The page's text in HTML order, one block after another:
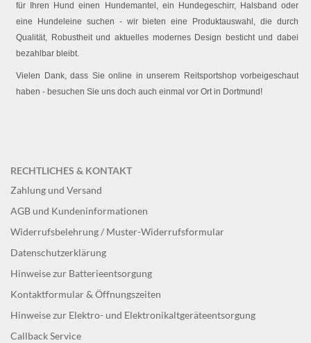
für Ihren Hund einen Hundemantel, ein Hundegeschirr, Halsband oder
eine Hundeleine suchen - wir bieten eine Produktauswahl, die durch
Qualität, Robustheit und aktuelles modernes Design besticht und dabei
bezahlbar bleibt.
Vielen Dank, dass Sie online in unserem Reitsportshop vorbeigeschaut
haben - besuchen Sie uns doch auch einmal vor Ort in Dortmund!
RECHTLICHES & KONTAKT
Zahlung und Versand
AGB und Kundeninformationen
Widerrufsbelehrung / Muster-Widerrufsformular
Datenschutzerklärung
Hinweise zur Batterieentsorgung
Kontaktformular & Öffnungszeiten
Hinweise zur Elektro- und Elektronikaltgeräteentsorgung
Callback Service